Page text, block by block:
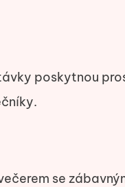
poskytnou
se